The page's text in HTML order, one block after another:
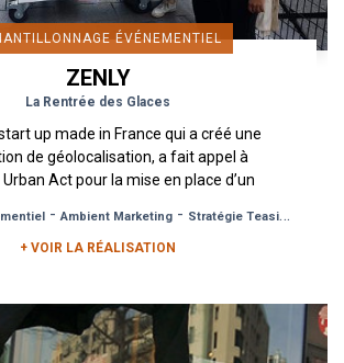
ÉVÉNEMENTIEL
ZENLY
La Rentrée des Glaces
up made in France qui a créé une
de géolocalisation, a fait appel à
Urban Act pour la mise en place d’un
-Ambient Marketing - Stratégie Teasing Reveal
+ VOIR LA RÉALISATION